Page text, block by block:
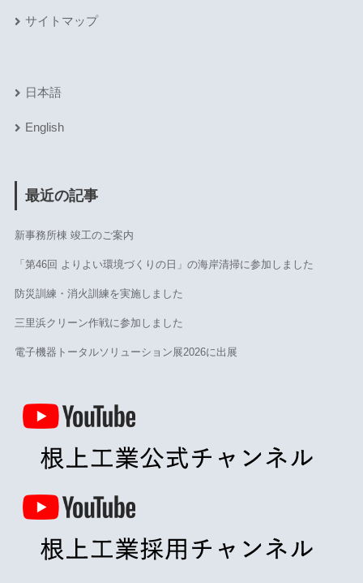
サイトマップ
日本語
English
最近の記事
新事務所棟 竣工のご案内
「第46回 よりよい環境づくりの日」の海岸清掃に参加しました
防災訓練・消火訓練を実施しました
三里浜クリーン作戦に参加しました
電子機器トータルソリューション展2026に出展